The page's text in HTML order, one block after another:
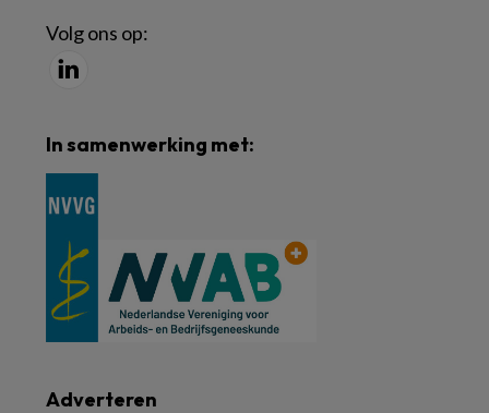
Volg ons op:
Adverteren
In samenwerking met: